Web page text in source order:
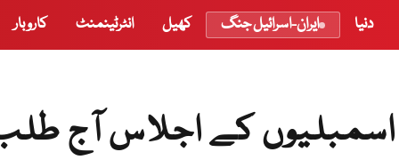
دنیا ایران-اسرائیل جنگ کھیل انٹرٹینمنٹ کاروبار
اسمبلیوں کے اجلاس آج